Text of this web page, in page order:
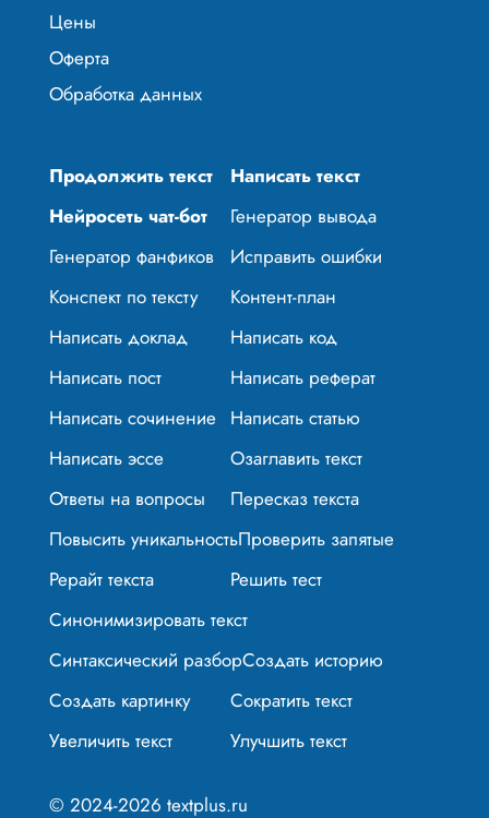
Цены
Оферта
Обработка данных
Продолжить текст
Написать текст
Нейросеть чат-бот
Генератор вывода
Генератор фанфиков
Исправить ошибки
Конспект по тексту
Контент-план
Написать доклад
Написать код
Написать пост
Написать реферат
Написать сочинение Написать статью
Написать эссе
Озаглавить текст
Ответы на вопросы
Пересказ текста
Повысить уникальностьПроверить запятые
Рерайт текста
Решить тест
Синонимизировать текст
Синтаксический разборСоздать историю
Создать картинку
Сократить текст
Увеличить текст
Улучшить текст
© 2024-2026 textplus.ru